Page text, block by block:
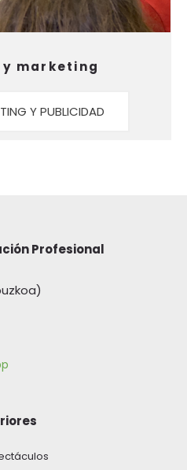
y marketing
Y PUBLICIDAD
Profesional